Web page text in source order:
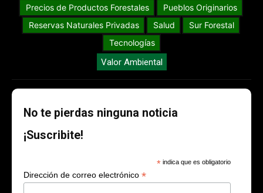
Precios de Productos Forestales
Pueblos Originarios
Reservas Naturales Privadas
Salud
Sur Forestal
Tecnologías
Valor Ambiental
No te pierdas ninguna noticia
¡Suscribite!
* indica que es obligatorio
Dirección de correo electrónico *